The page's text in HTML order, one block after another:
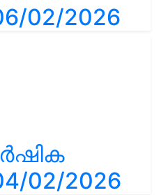
02/2026
02/2026